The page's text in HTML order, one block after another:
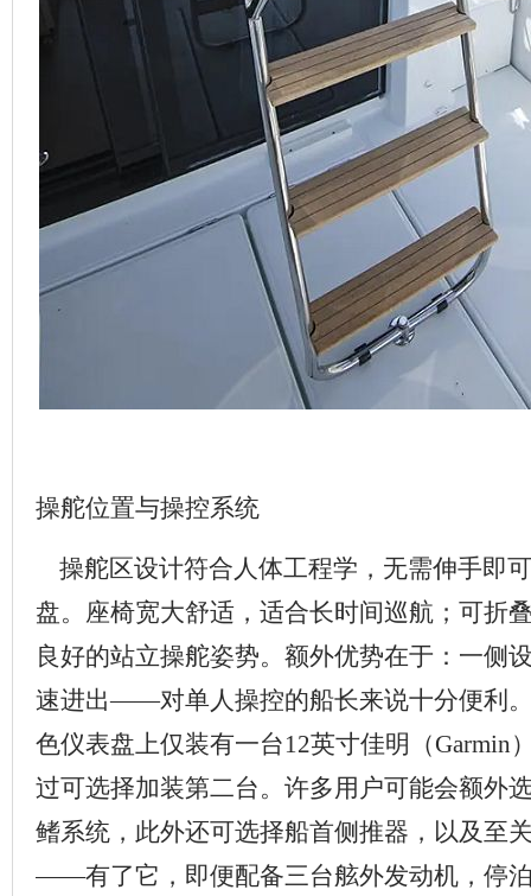
操舵位置与操控系统
操舵区设计符合人体工程学，无需伸手即
盘。座椅宽大舒适，适合长时间巡航；可折
良好的站立操舵姿势。额外优势在于：一侧
速进出——对单人操控的船长来说十分便利
色仪表盘上仅装有一台12英寸佳明（Garmin
过可选择加装第二台。许多用户可能会额外
鳍系统，此外还可选择船首侧推器，以及至
——有了它，即便配备三台舷外发动机，停